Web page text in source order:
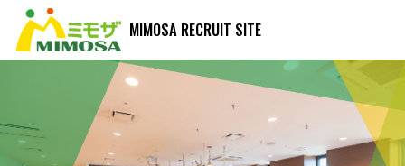
MIMOSA RECRUIT SITE